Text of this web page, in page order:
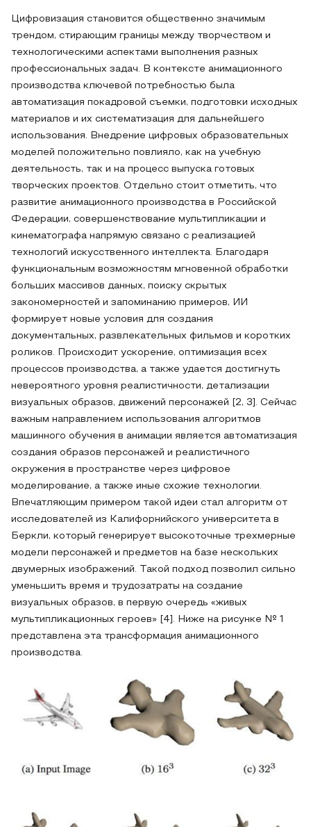
Цифровизация становится общественно значимым
трендом, стирающим границы между творчеством и
технологическими аспектами выполнения разных
профессиональных задач. В контексте анимационного
производства ключевой потребностью была
автоматизация покадровой съемки, подготовки исходных
материалов и их систематизация для дальнейшего
использования. Внедрение цифровых образовательных
моделей положительно повлияло, как на учебную
деятельность, так и на процесс выпуска готовых
творческих проектов. Отдельно стоит отметить, что
развитие анимационного производства в Российской
Федерации, совершенствование мультипликации и
кинематографа напрямую связано с реализацией
технологий искусственного интеллекта. Благодаря
функциональным возможностям мгновенной обработки
больших массивов данных, поиску скрытых
закономерностей и запоминанию примеров, ИИ
формирует новые условия для создания
документальных, развлекательных фильмов и коротких
роликов. Происходит ускорение, оптимизация всех
процессов производства, а также удается достигнуть
невероятного уровня реалистичности, детализации
визуальных образов, движений персонажей [2, 3]. Сейчас
важным направлением использования алгоритмов
машинного обучения в анимации является автоматизация
создания образов персонажей и реалистичного
окружения в пространстве через цифровое
моделирование, а также иные схожие технологии.
Впечатляющим примером такой идеи стал алгоритм от
исследователей из Калифорнийского университета в
Беркли, который генерирует высокоточные трехмерные
модели персонажей и предметов на базе нескольких
двумерных изображений. Такой подход позволил сильно
уменьшить время и трудозатраты на создание
визуальных образов, в первую очередь «живых
мультипликационных героев» [4]. Ниже на рисунке № 1
представлена эта трансформация анимационного
производства.